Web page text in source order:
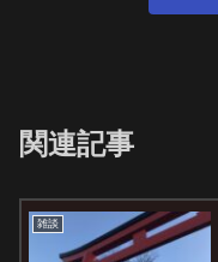
関連記事
雑談